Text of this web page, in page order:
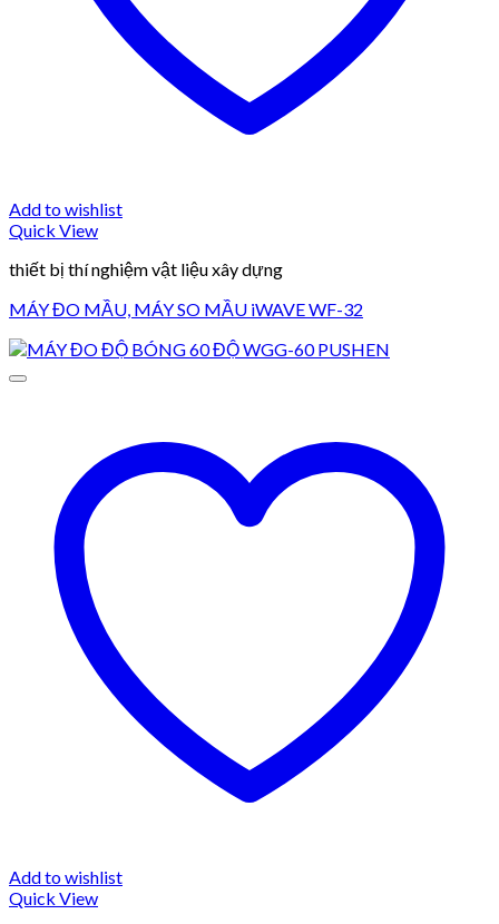
Add to wishlist
Quick View
thiết bị thí nghiệm vật liệu xây dựng
MÁY ĐO MẦU, MÁY SO MẦU iWAVE WF-32
Add to wishlist
Quick View